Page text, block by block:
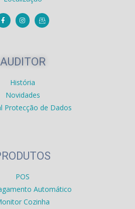
AUDITOR
História
Novidades
Protecção de Dados
POS
Automático
Cozinha